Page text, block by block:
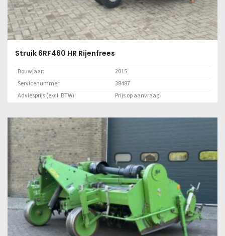
Struik 6RF460 HR Rijenfrees
Bouwjaar:
2015
Servicenummer:
38487
Adviesprijs (excl. BTW):
Prijs op aanvraag.
Lees meer